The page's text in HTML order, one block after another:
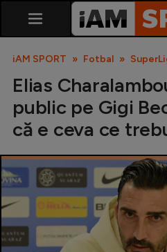
SuperLiga
Liga 2
Cupa României
iAM SPORT Fotbal
Elias
public pe Gigi
că e ceva ce